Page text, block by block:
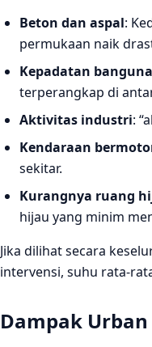
Beton dan aspal:
permukaan naik
Kepadatan
terperangkap di
Aktivitas industri:
Kendaraan
sekitar.
Kurangnya ruang
hijau yang minim
Jika dilihat secara
intervensi, suhu
Dampak